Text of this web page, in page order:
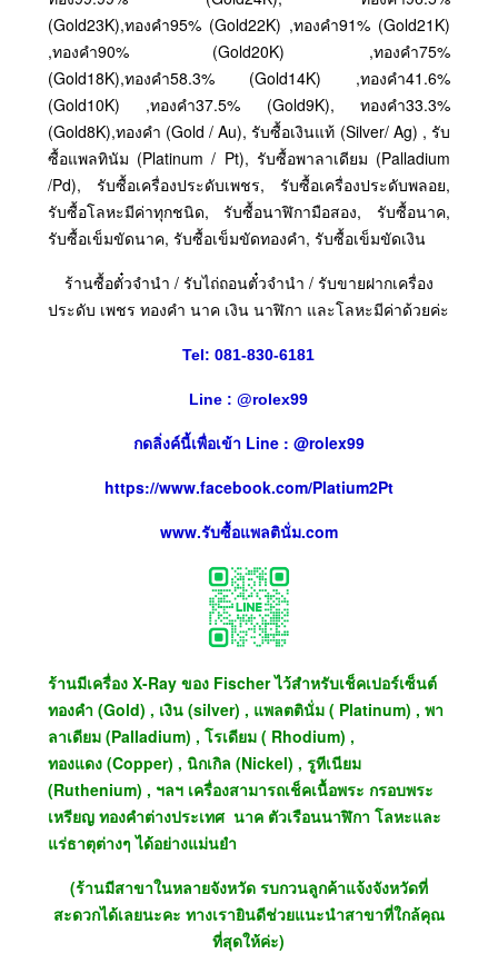
(Gold23K),ทองคำ95% (Gold22K) ,ทองคำ91% (Gold21K)
,ทองคำ90% (Gold20K) ,ทองคำ75%
(Gold18K),ทองคำ58.3% (Gold14K) ,ทองคำ41.6%
(Gold10K) ,ทองคำ37.5% (Gold9K), ทองคำ33.3%
(Gold8K),ทองคำ (Gold / Au), รับซื้อเงินแท้ (Silver/ Ag) , รับ
ซื้อแพลทินัม (Platinum / Pt), รับซื้อพาลาเดียม (Palladium
/Pd), รับซื้อเครื่องประดับเพชร, รับซื้อเครื่องประดับพลอย,
รับซื้อโลหะมีค่าทุกชนิด, รับซื้อนาฬิกามือสอง, รับซื้อนาค,
รับซื้อเข็มขัดนาค, รับซื้อเข็มขัดทองคำ, รับซื้อเข็มขัดเงิน
ร้านซื้อตั๋วจำนำ / รับไถ่ถอนตั๋วจำนำ / รับขายฝากเครื่อง
ประดับ เพชร ทองคำ นาค เงิน นาฬิกา และโลหะมีค่าด้วยค่ะ
Tel: 081-830-6181
Line : @rolex99
กดลิ่งค์นี้เพื่อเข้า Line : @rolex99
https://www.facebook.com/Platium2Pt
www.รับซื้อแพลตินั่ม.com
ร้านมีเครื่อง X-Ray ของ Fischer ไว้สำหรับเช็คเปอร์เซ็นต์
ทองคำ (Gold) , เงิน (silver) , แพลตตินั่ม ( Platinum) , พา
ลาเดียม (Palladium) , โรเดียม ( Rhodium) ,
ทองแดง (Copper) , นิกเกิล (Nickel) , รูทีเนียม
(Ruthenium) , ฯลฯ เครื่องสามารถเช็คเนื้อพระ กรอบพระ
เหรียญ ทองคำต่างประเทศ นาค ตัวเรือนนาฬิกา โลหะและ
แร่ธาตุต่างๆ ได้อย่างแม่นยำ
(ร้านมีสาขาในหลายจังหวัด รบกวนลูกค้าแจ้งจังหวัดที่
สะดวกได้เลยนะคะ ทางเรายินดีช่วยแนะนำสาขาที่ใกล้คุณ
ที่สุดให้ค่ะ)